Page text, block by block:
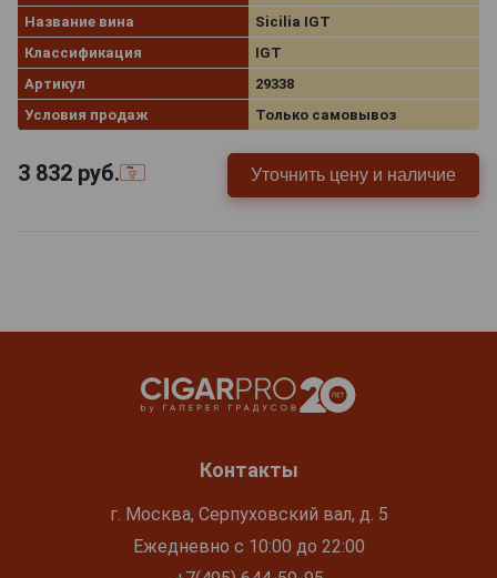
Название вина
Sicilia IGT
Классификация
IGT
Артикул
29338
Условия продаж
Только самовывоз
3 832 руб. Уточнить цену и наличие
Контакты
г. Москва, Серпуховский вал, д. 5
Ежедневно с 10:00 до 22:00